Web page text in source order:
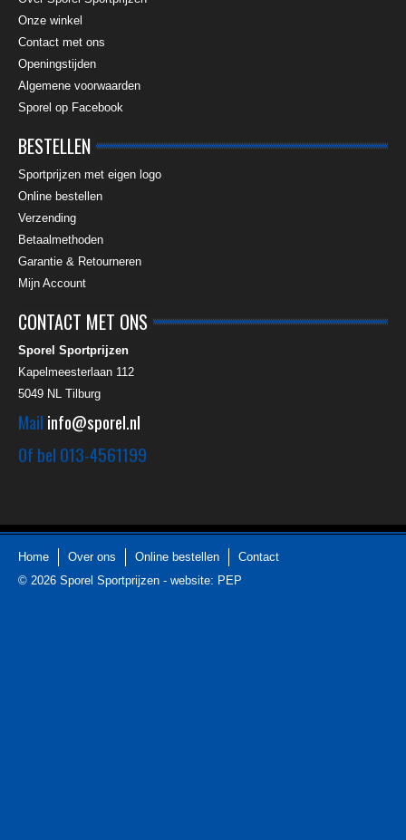
Onze winkel
Contact met ons
Openingstijden
Algemene voorwaarden
Sporel op Facebook
BESTELLEN
Sportprijzen met eigen logo
Online bestellen
Verzending
Betaalmethoden
Garantie & Retourneren
Mijn Account
CONTACT MET ONS
Sporel Sportprijzen
Kapelmeesterlaan 112
5049 NL Tilburg
Mail info@sporel.nl
Of bel 013-4561199
Home Over ons Online bestellen
Contact
© 2026 Sporel Sportprijzen - website: PEP